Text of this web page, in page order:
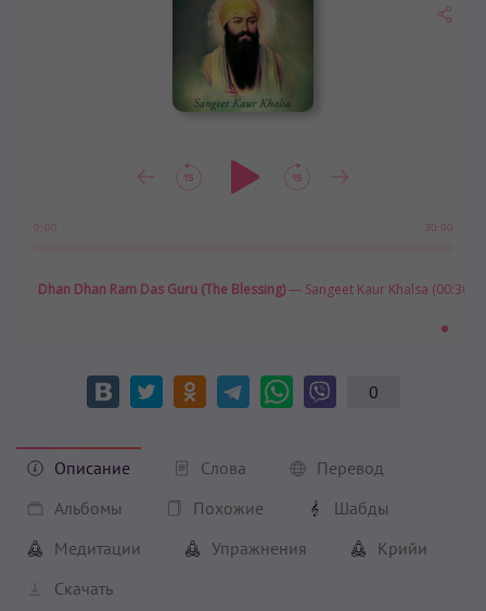
0:00 30:00
Dhan Dhan Ram Das Guru (The Blessing)— Sangeet Kaur Khalsa
0
Описание Слова
Перевод
Альбомы
Похожие
Шабды
Медитации
Упражнения
Крийи
Скачать